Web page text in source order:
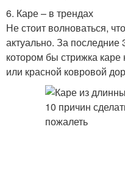
6. Каре – в трендах
Не стоит волноваться,
актуально. За последние
котором бы стрижка
или красной ковровой